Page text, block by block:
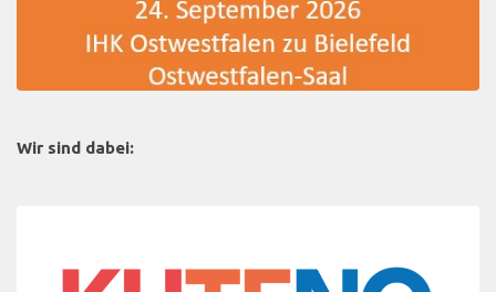
Wir sind dabei: